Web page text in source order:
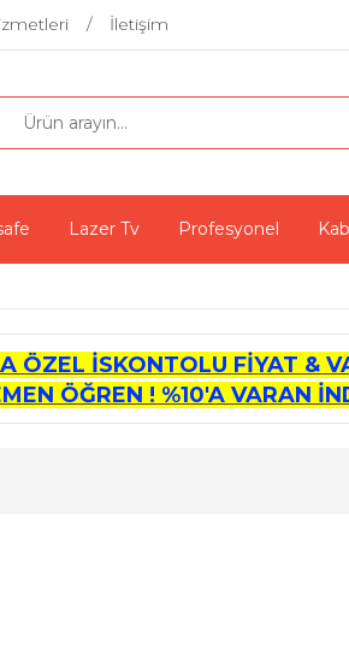
İletişim
Lazer Tv Profesyonel
ÖZEL İSKONTOLU FİYAT &
ÖĞREN ! %10'A VARAN